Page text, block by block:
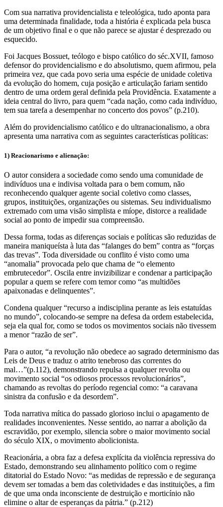
Com sua narrativa providencialista e teleológica, tudo aponta para
uma determinada finalidade, toda a história é explicada pela busca
de um objetivo final e o que não parece se ajustar é desprezado ou
esquecido.
Foi Jacques Bossuet, teólogo e bispo católico do séc.XVII, famoso
defensor do providencialismo e do absolutismo, quem afirmou, pela
primeira vez, que cada povo seria uma espécie de unidade coletiva
da evolução do homem, cuja posição e articulação fariam sentido
dentro de uma ordem geral definida pela Providência. Exatamente a
ideia central do livro, para quem “cada nação, como cada indivíduo,
tem sua tarefa a desempenhar no concerto dos povos” (p.210).
Além do providencialismo católico e do ultranacionalismo, a obra
apresenta uma narrativa com as seguintes características políticas:
1) Reacionarismo e alienação:
O autor considera a sociedade como sendo uma comunidade de
indivíduos una e indivisa voltada para o bem comum, não
reconhecendo qualquer agente social coletivo como classes,
grupos, instituições, organizações ou sistemas. Seu individualismo
extremado com uma visão simplista e míope, distorce a realidade
social ao ponto de impedir sua compreensão.
Dessa forma, todas as diferenças sociais e políticas são reduzidas de
maneira maniqueísta à luta das “falanges do bem” contra as “forças
das trevas”. Toda diversidade ou conflito é visto como uma
“anomalia” provocada pelo que chama de “o elemento
embrutecedor”. Oscila entre invizibilizar e condenar a participação
popular a quem se refere com temor como “as multidões
apaixonadas e delinquentes”.
Condena qualquer “recurso a indisciplina perante as leis estatuídas
no mundo”, colocando-se sempre na defesa da ordem estabelecida,
seja ela qual for, como se todos os movimentos sociais não tivessem
a menor “razão de ser”.
Para o autor, “a revolução não obedece ao sagrado determinismo das
Leis de Deus e traduz o atrito tenebroso das correntes do
mal…”(p.112), demonstrando repulsa a qualquer revolta ou
movimento social “os odiosos processos revolucionários”,
chamando as revoltas do período regencial como: “a caravana
sinistra da confusão e da desordem”.
Toda narrativa mítica do passado glorioso inclui o apagamento de
realidades inconvenientes. Nesse sentido, ao narrar a abolição da
escravidão, por exemplo, silencia sobre o maior movimento social
do século XIX, o movimento abolicionista.
Reacionária, a obra faz a defesa explícita da violência repressiva do
Estado, demonstrando seu alinhamento político com o regime
ditatorial do Estado Novo: “as medidas de repressão e de segurança
devem ser tomadas a bem das coletividades e das instituições, a fim
de que uma onda inconsciente de destruição e morticínio não
elimine o altar de esperanças da pátria.” (p.212)